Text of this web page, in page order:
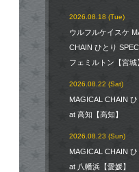
2026.08.18 (Tue)
ウルフルケイスケ
CHAIN ひとり
フェミルトン【宮城
2026.08.22 (Sat)
MAGICAL CHAIN ひ
at 高知【高知】
2026.08.23 (Sun)
MAGICAL CHAIN ひ
at 八幡浜【愛媛】